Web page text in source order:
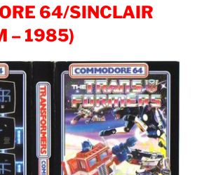
64/SINCLAIR
– 1985)